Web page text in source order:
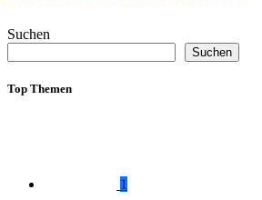
Suchen
Suchen
Top Themen
1